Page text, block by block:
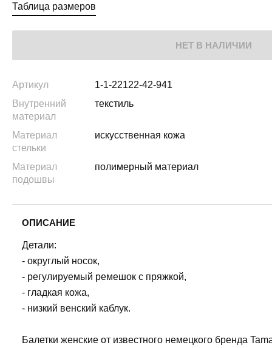
Таблица размеров
НЕТ В НАЛИЧИИ
Артикул
1-1-22122-42-941
Внутренний
материал
текстиль
Материал
стельки
искусственная кожа
Материал
подошвы
полимерный материал
ОПИСАНИЕ
Детали:
- округлый носок,
- регулируемый ремешок с пряжкой,
- гладкая кожа,
- низкий венский каблук.
Балетки женские от известного немецкого бренда